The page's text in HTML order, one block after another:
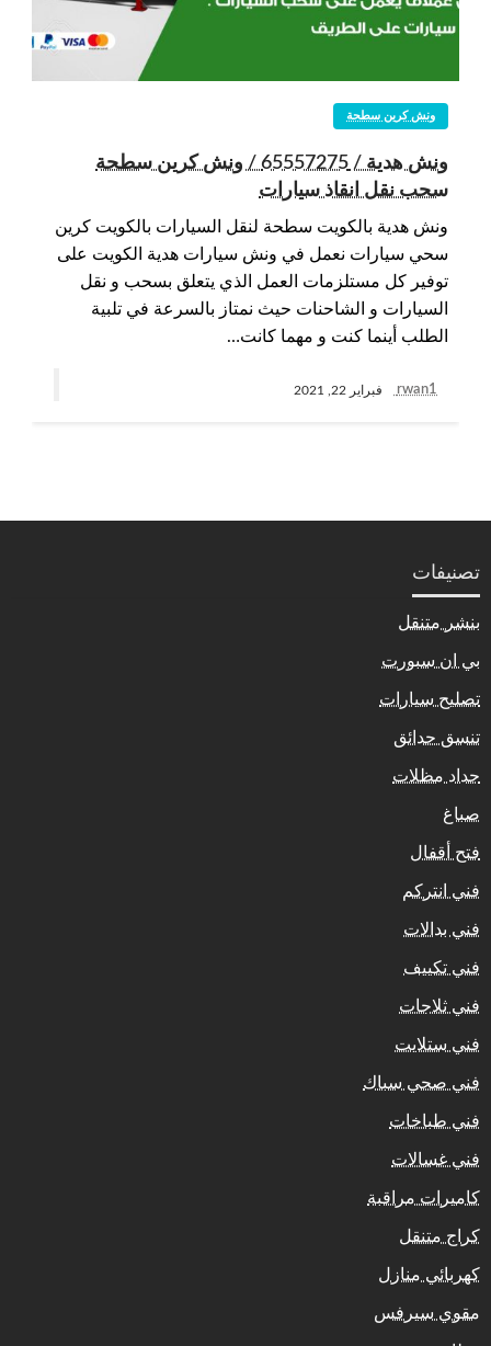
ونش كرين سطحة
ونش هدية / 65557275 / ونش كرين سطحة
سحب نقل انقاذ سيارات
ونش هدية بالكويت سطحة لنقل السيارات بالكويت كرين
سحي سيارات نعمل في ونش سيارات هدية الكويت على
توفير كل مستلزمات العمل الذي يتعلق بسحب و نقل
السيارات و الشاحنات حيث نمتاز بالسرعة في تلبية
الطلب أينما كنت و مهما كانت…
rwan1 فبراير 22, 2021
تصنيفات
بنشر متنقل
بي ان سبورت
تصليح سيارات
تنسق حدائق
حداد مظلات
صباغ
فتح أقفال
فني انتركم
فني بدالات
فني تكييف
فني ثلاجات
فني ستلايت
فني صحي سباك
فني طباخات
فني غسالات
كاميرات مراقبة
كراج متنقل
كهربائي منازل
مقوي سيرفس